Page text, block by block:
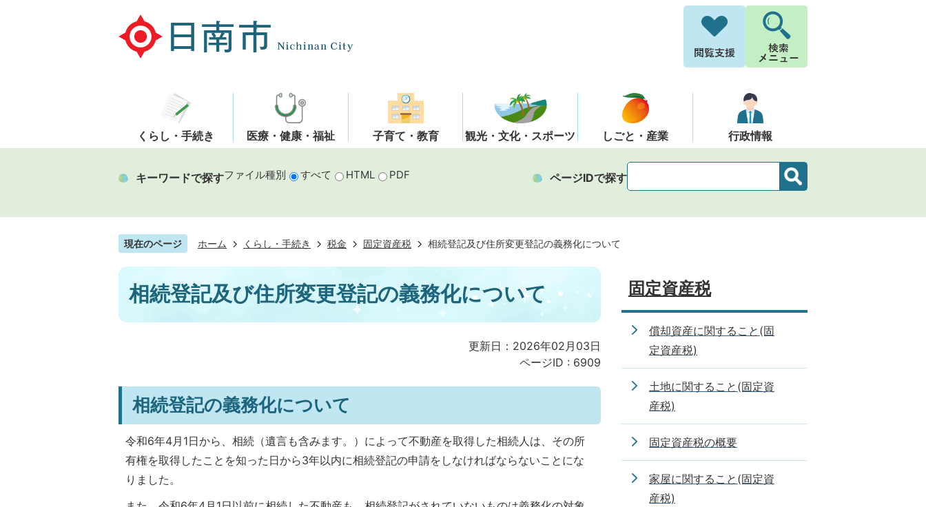
くらし・手続き 医療・健康・福祉 子育て・教育 観光・文化・スポーツ しごと・産業 行政情報
キーワードで探すファイル種別 すべて HTML PDF ページIDで探す
現在のページ ホーム くらし・手続き 税金 固定資産税 相続登記及び住所変更登記の義務化について
相続登記及び住所変更登記の義務化について
更新日：2026年02月03日
ページID : 6909
相続登記の義務化について
令和6年4月1日から、相続（遺言も含みます。）によって不動産を取得した相続人は、その所
有権を取得したことを知った日から3年以内に相続登記の申請をしなければならないことにな
りました。
固定資産税
償却資産に関すること(固
定資産税)
土地に関すること(固定資
産税)
固定資産税の概要
家屋に関すること(固定資
産税)